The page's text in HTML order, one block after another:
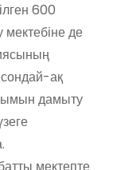
600
де
ақ
дамыту